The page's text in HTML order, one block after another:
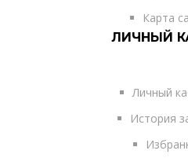
Карта
ЛИЧНЫЙ
Личный
История